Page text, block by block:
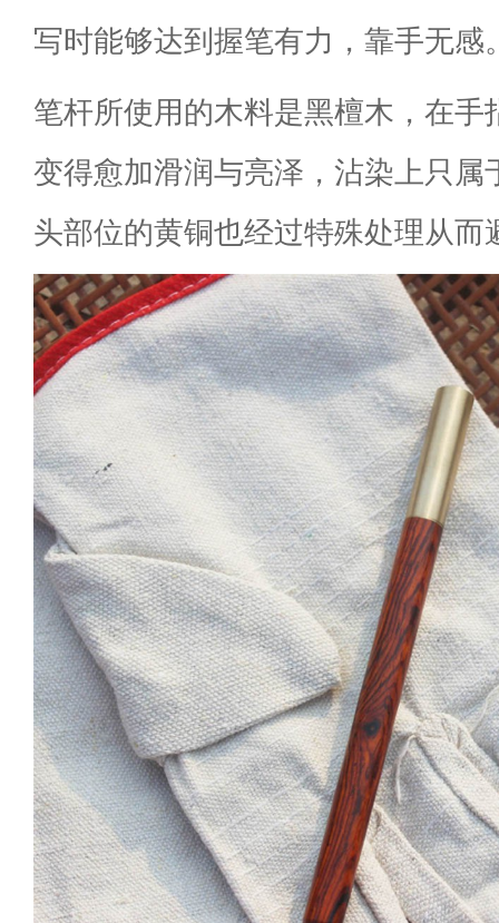
写时能够达到握笔有力，靠手无感
笔杆所使用的木料是黑檀木，在手
变得愈加滑润与亮泽，沾染上只属
头部位的黄铜也经过特殊处理从而